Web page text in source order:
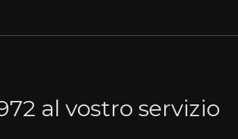
al vostro servizio